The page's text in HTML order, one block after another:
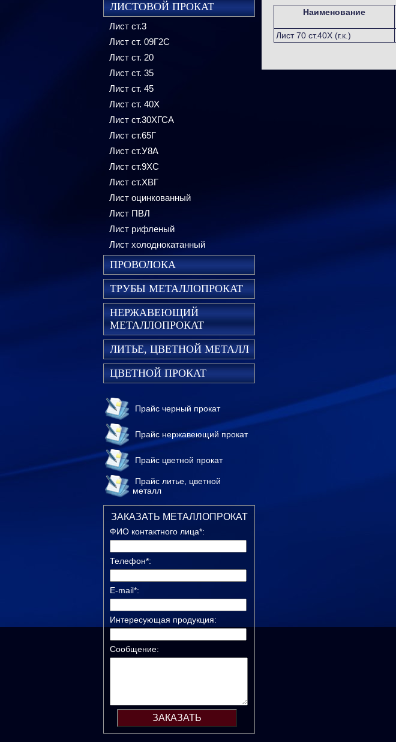
ЛИСТОВОЙ ПРОКАТ
Лист ст.3
Лист ст. 09Г2С
Лист ст. 20
Лист ст. 35
Лист ст. 45
Лист ст. 40Х
Лист ст.30ХГСА
Лист ст.65Г
Лист ст.У8А
Лист ст.9ХС
Лист ст.ХВГ
Лист оцинкованный
Лист ПВЛ
Лист рифленый
Лист холоднокатанный
ПРОВОЛОКА
ТРУБЫ МЕТАЛЛОПРОКАТ
НЕРЖАВЕЮЩИЙ
МЕТАЛЛОПРОКАТ
ЛИТЬЕ, ЦВЕТНОЙ МЕТАЛЛ
ЦВЕТНОЙ ПРОКАТ
Прайс черный прокат
Прайс нержавеющий прокат
Прайс цветной прокат
Прайс литье, цветной
металл
ЗАКАЗАТЬ МЕТАЛЛОПРОКАТ
ФИО контактного лица*:
Телефон*:
E-mail*:
Интересующая продукция:
Сообщение:
Наименование
Лист 70 ст.40Х (г.к.)